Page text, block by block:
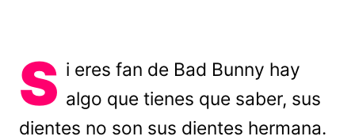
S i eres fan de Bad Bunny hay
algo que tienes que saber, sus
dientes no son sus dientes hermana.